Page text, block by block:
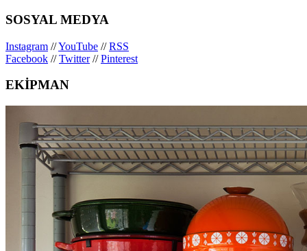
SOSYAL MEDYA
Instagram //YouTube //RSS
Facebook //Twitter//Pinterest
EKİPMAN